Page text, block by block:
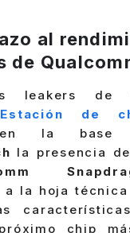
al
de
leakers de
Estación de
en la base
la presencia
a la hoja técnica
chip